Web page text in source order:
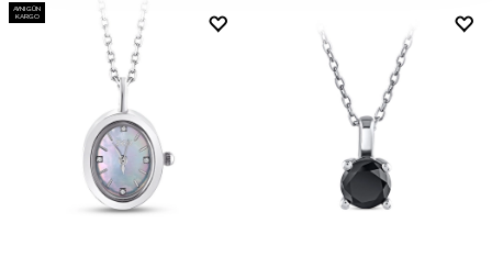
AYNI GÜN
KARGO